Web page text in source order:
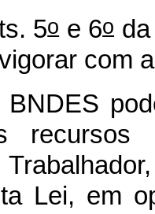
5oe 6o
com
BNDES
recursos
Lei, em